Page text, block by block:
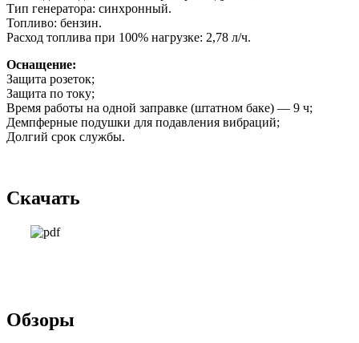
Тип генератора: синхронный.
Топливо: бензин.
Расход топлива при 100% нагрузке: 2,78 л/ч.
Оснащение:
Защита розеток;
Защита по току;
Время работы на одной заправке (штатном баке) — 9 ч;
Демпферные подушки для подавления вибраций;
Долгий срок службы.
Скачать
Обзоры